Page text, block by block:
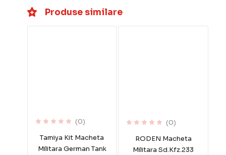
Produse similare
(0)
Tamiya Kit Macheta
Militara German Tank
(0)
RODEN Macheta
Militara Sd.Kfz.233